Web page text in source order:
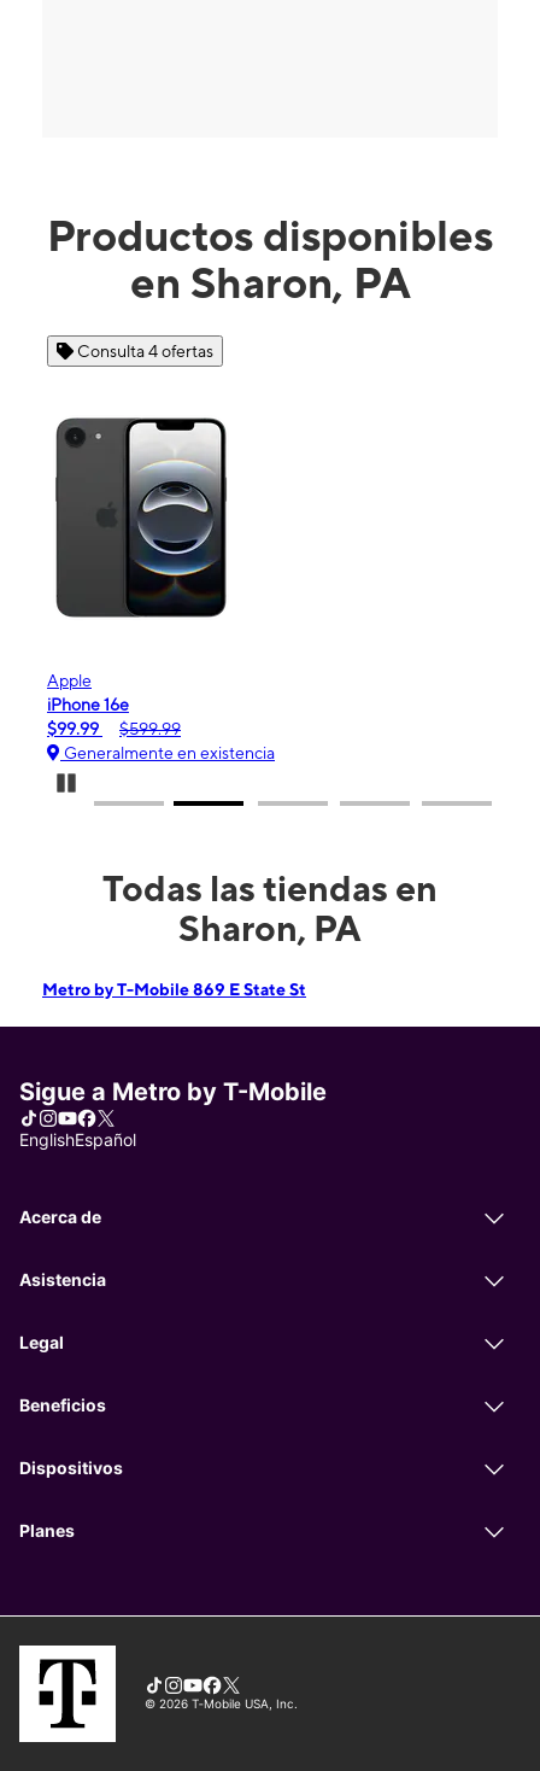
Productos disponibles
en Sharon, PA
Consulta 4 ofertas
Apple
iPhone 16e
$99.99
$599.99
Generalmente en existencia
Todas las tiendas en
Sharon, PA
Metro by T-Mobile 869 E State St